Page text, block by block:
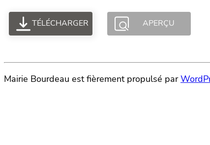
TÉLÉCHARGER APERÇU
Mairie Bourdeau est fièrement propulsé par